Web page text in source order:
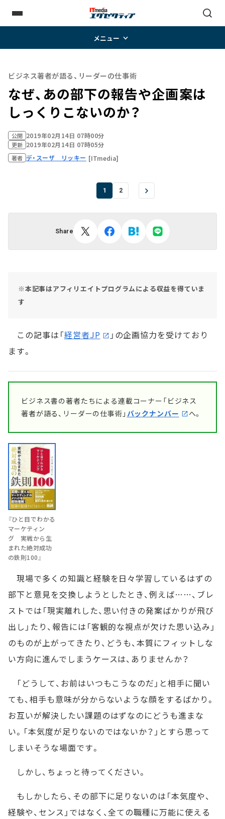
メニュー
ビジネス著者が語る、リーダーの仕事術
なぜ、あの部下の報告や企画案は
しっくりこないのか？
公開 2019年02月14日 07時00分
更新 2019年02月14日 07時05分
著者 デ・スーザ リッキー [ITmedia]
1 2
Share
※本記事はアフィリエイトプログラムによる収益を得ていま
す
この記事は「経営者JP
」の企画協力を受けており
ます。
ビジネス書の著者たちによる連載コーナー「ビジネス
著者が語る、リーダーの仕事術」 バックナンバー へ。
『ひと目でわかる
マーケティン
グ 実戦から生
まれた絶対成功
の鉄則100』
現場で多くの知識と経験を日々学習しているはずの
部下と意見を交換しようとしたとき、例えば……、ブレ
ストでは「現実離れした、思い付きの発案ばかりが飛び
出し」たり、報告には「客観的な視点が欠けた思い込み」
のものが上がってきたり、どうも、本質にフィットしな
い方向に進んでしまうケースは、ありませんか？
「どうして、お前はいつもこうなのだ」と相手に聞い
ても、相手も意味が分からないような顔をするばかり。
お互いが解決したい課題のはずなのにどうも進まな
い。「本気度が足りないのではないか？」とすら思って
しまいそうな場面です。
しかし、ちょっと待ってください。
もしかしたら、その部下に足りないのは「本気度や、
経験や、センス」ではなく、全ての職種に万能に使える